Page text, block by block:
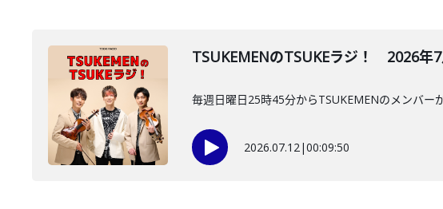
TSUKEMENのTSUKEラジ！ 2026年
毎週日曜日25時45分からTSUKEMENのメンバー
2026.07.12|00:09:50